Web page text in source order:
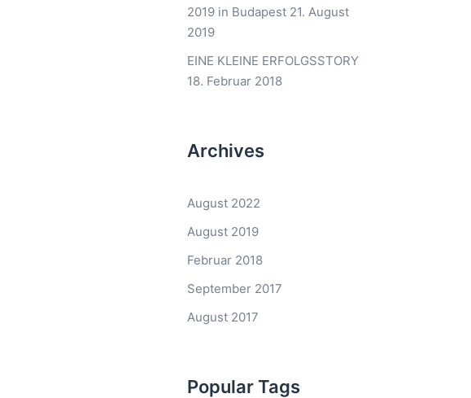
2019 in Budapest 21. August
2019
EINE KLEINE ERFOLGSSTORY
18. Februar 2018
Archives
August 2022
August 2019
Februar 2018
September 2017
August 2017
Popular Tags